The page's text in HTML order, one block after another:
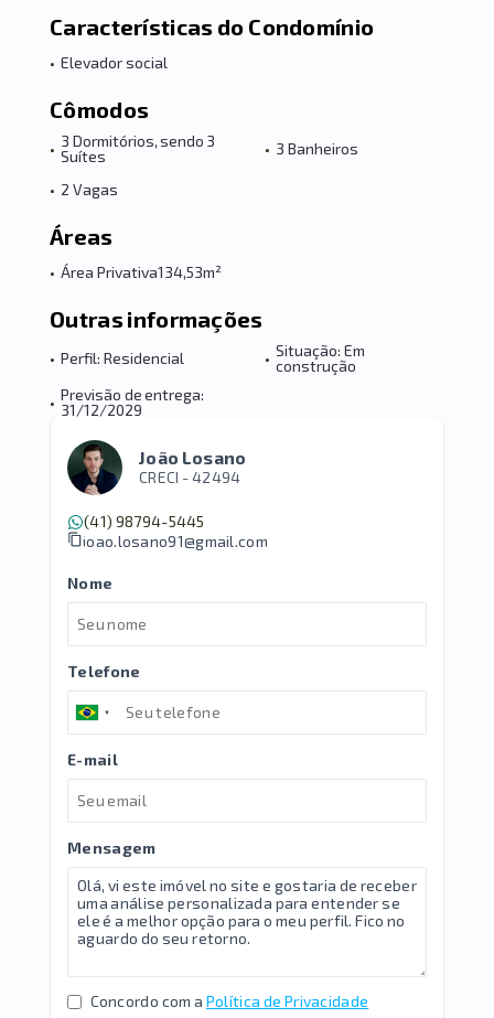
Características do Condomínio
• Elevador social
Cômodos
• 3 Dormitórios, sendo 3
Suítes
• 3 Banheiros
• 2 Vagas
Áreas
• Área Privativa134,53m²
Outras informações
• Perfil: Residencial • Situação: Em
construção
• Previsão de entrega:
31/12/2029
João Losano
CRECI -42494
(41) 98794-5445
joao.losano91@gmail.com
Nome
Telefone
E-mail
Mensagem
Concordo com a Política de Privacidade